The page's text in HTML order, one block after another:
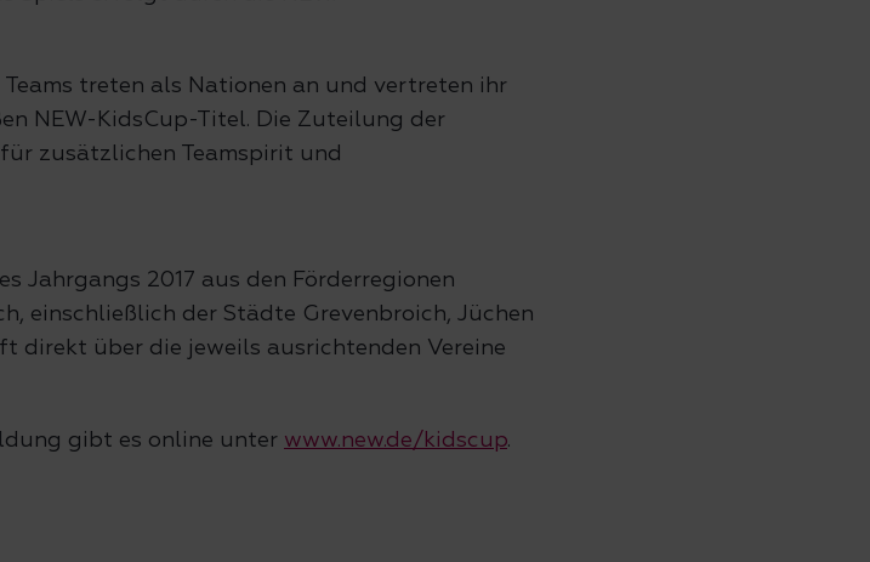
Teams treten als Nationen an und vertreten ihr
NEW-KidsCup-Titel. Die Zuteilung der
zusätzlichen Teamspirit und
Jahrgangs 2017 aus den Förderregionen
einschließlich der Städte Grevenbroich, Jüchen
direkt über die jeweils ausrichtenden Vereine
gibt es online unter www.new.de/kidscup.